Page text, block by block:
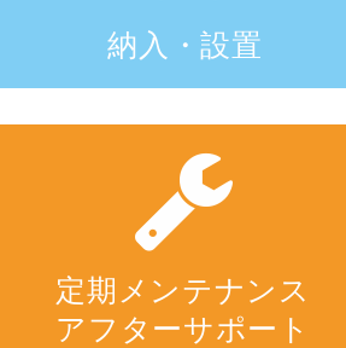
納入・設置
定期メンテナンス
アフターサポート